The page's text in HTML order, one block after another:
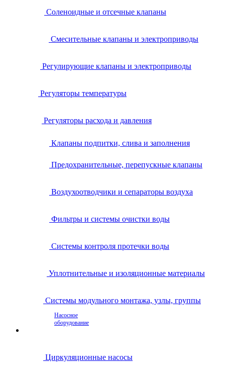
Соленоидные и отсечные клапаны
Смесительные клапаны и электроприводы
Регулирующие клапаны и электроприводы
Регуляторы температуры
Регуляторы расхода и давления
Клапаны подпитки, слива и заполнения
Предохранительные, перепускные клапаны
Воздухоотводчики и сепараторы воздуха
Фильтры и системы очистки воды
Системы контроля протечки воды
Уплотнительные и изоляционные материалы
Системы модульного монтажа, узлы, группы
Насосное
оборудование
Циркуляционные насосы